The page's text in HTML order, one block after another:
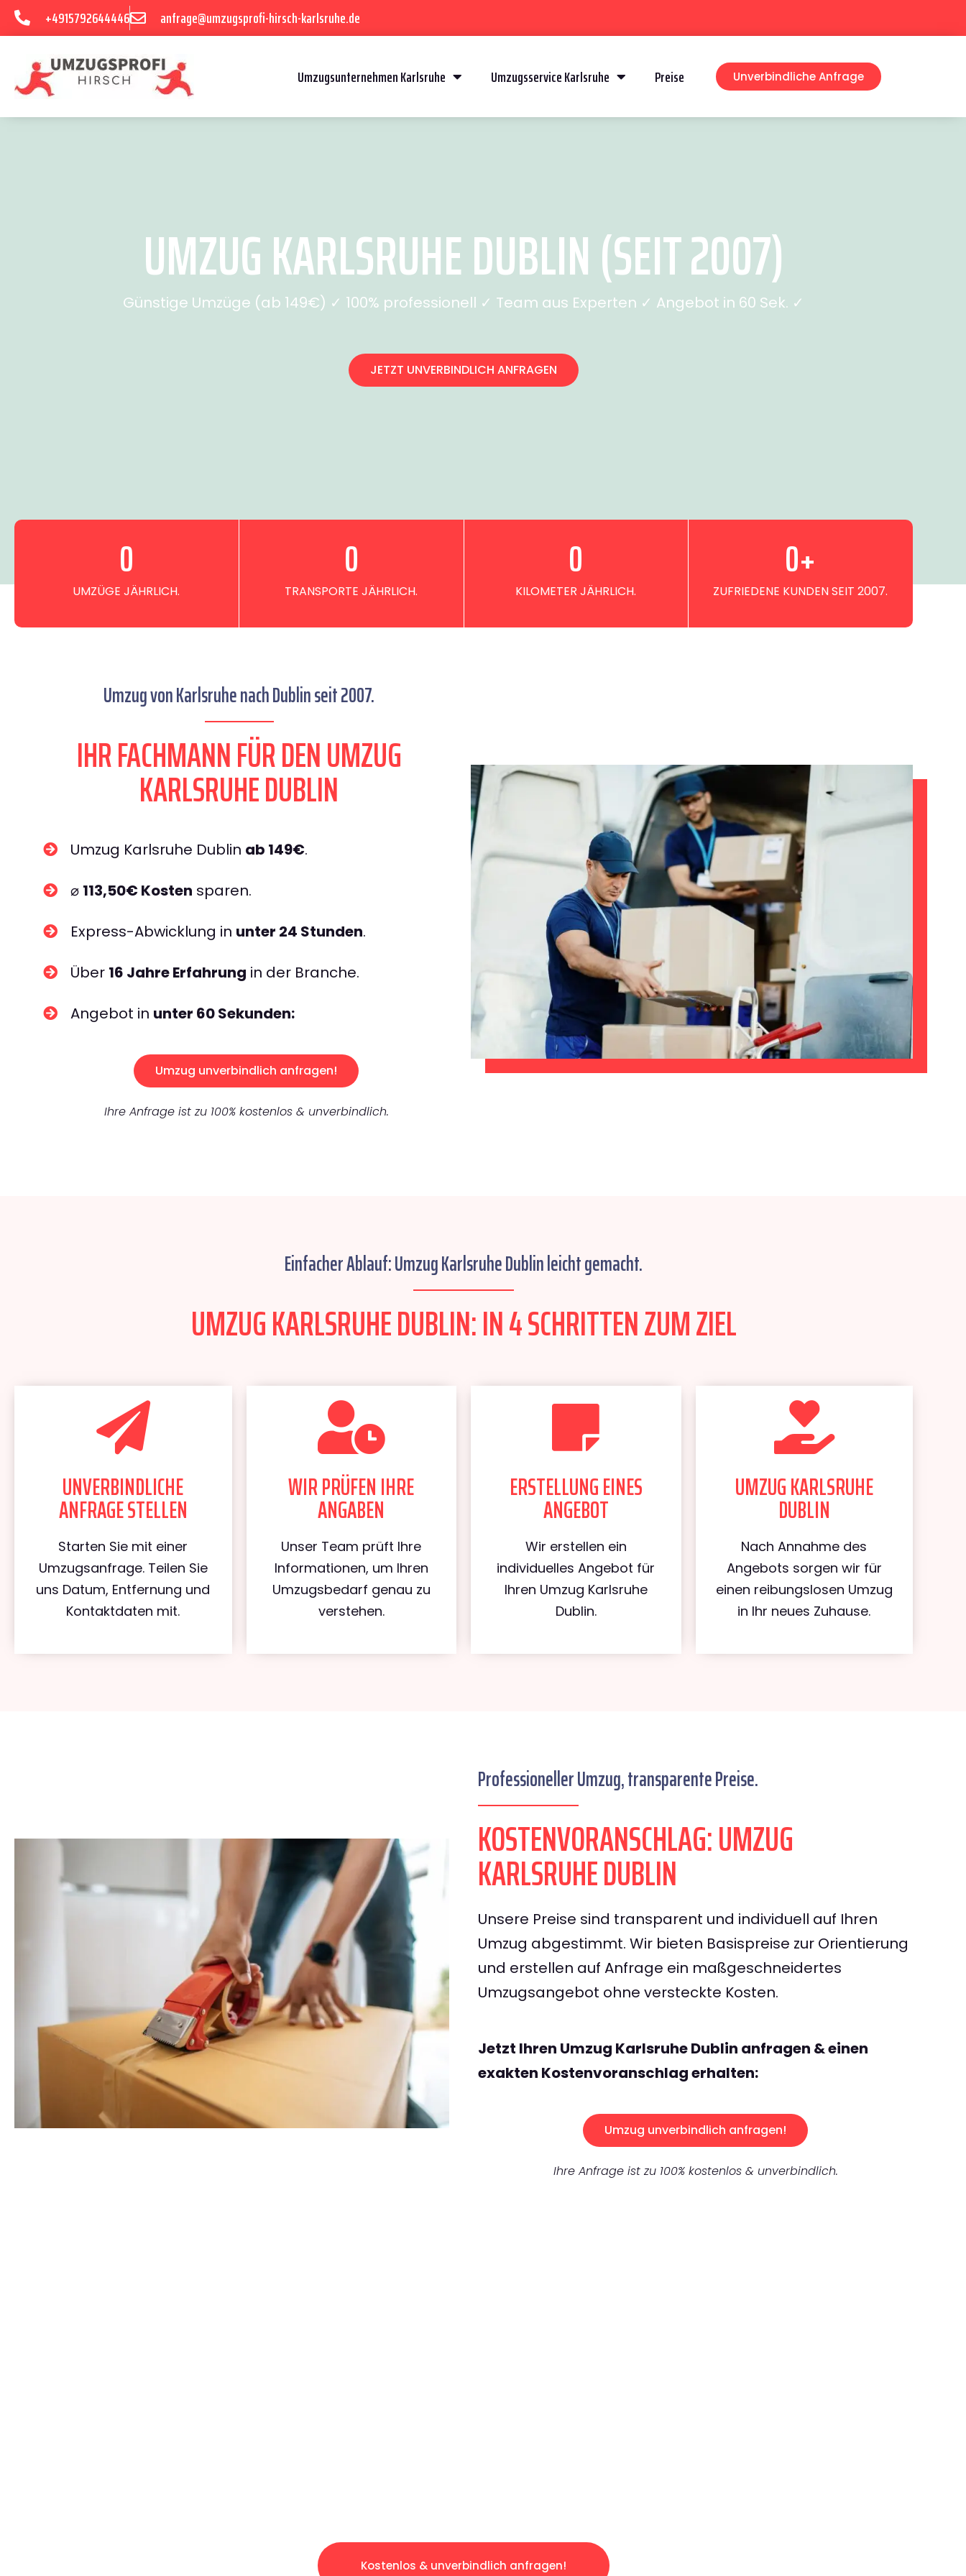
+4915792644446 anfrage@umzugsprofi-hirsch-karlsruhe.de
Umzugsunternehmen Karlsruhe Umzugsservice Karlsruhe Preise Unverbindliche Anfrage
UMZUG KARLSRUHE DUBLIN (SEIT 2007)
Günstige Umzüge (ab 149€) ✓ 100% professionell ✓ Team aus Experten ✓ Angebot in 60 Sek. ✓
JETZT UNVERBINDLICH ANFRAGEN
UMZÜGE JÄHRLICH.
0
TRANSPORTE JÄHRLICH.
0
KILOMETER JÄHRLICH.
0
ZUFRIEDENE KUNDEN SEIT 2007.
0+
Umzug von Karlsruhe nach Dublin seit 2007.
IHR FACHMANN FÜR DEN UMZUG
KARLSRUHE DUBLIN
Umzug Karlsruhe Dublin ab 149€.
⌀ 113,50€ Kosten sparen.
Express-Abwicklung in unter 24 Stunden.
Über 16 Jahre Erfahrung in der Branche.
Angebot in unter 60 Sekunden:
Umzug unverbindlich anfragen!
Ihre Anfrage ist zu 100% kostenlos & unverbindlich.
Einfacher Ablauf: Umzug Karlsruhe Dublin leicht gemacht.
UMZUG KARLSRUHE DUBLIN: IN 4 SCHRITTEN ZUM ZIEL
UNVERBINDLICHE
ANFRAGE STELLEN
Starten Sie mit einer
Umzugsanfrage. Teilen Sie
uns Datum, Entfernung und
Kontaktdaten mit.
WIR PRÜFEN IHRE
ANGABEN
Unser Team prüft Ihre
Informationen, um Ihren
Umzugsbedarf genau zu
verstehen.
ERSTELLUNG EINES
ANGEBOT
Wir erstellen ein
individuelles Angebot für
Ihren Umzug Karlsruhe
Dublin.
UMZUG KARLSRUHE
DUBLIN
Nach Annahme des
Angebots sorgen wir für
einen reibungslosen Umzug
in Ihr neues Zuhause.
Professioneller Umzug, transparente Preise.
KOSTENVORANSCHLAG: UMZUG
KARLSRUHE DUBLIN
Unsere Preise sind transparent und individuell auf Ihren
Umzug abgestimmt. Wir bieten Basispreise zur Orientierung
und erstellen auf Anfrage ein maßgeschneidertes
Umzugsangebot ohne versteckte Kosten.
Jetzt Ihren Umzug Karlsruhe Dublin anfragen & einen
exakten Kostenvoranschlag erhalten:
Umzug unverbindlich anfragen!
Ihre Anfrage ist zu 100% kostenlos & unverbindlich.
Kostenlos & unverbindlich anfragen!